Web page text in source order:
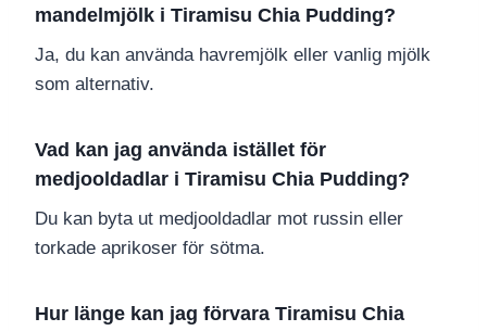
mandelmjölk i Tiramisu Chia Pudding?
Ja, du kan använda havremjölk eller vanlig mjölk
som alternativ.
Vad kan jag använda istället för
medjooldadlar i Tiramisu Chia Pudding?
Du kan byta ut medjooldadlar mot russin eller
torkade aprikoser för sötma.
Hur länge kan jag förvara Tiramisu Chia